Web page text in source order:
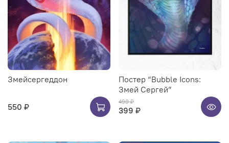
Змейсергеддон
550 ₽
Постер “Bubble Icons:
Змей Сергей”
490 ₽
399 ₽